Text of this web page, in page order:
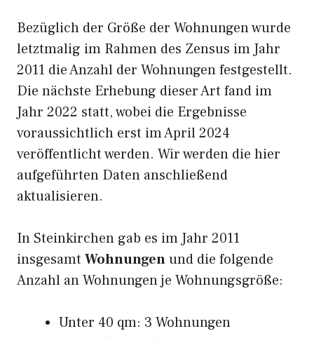
Bezüglich der Größe der Wohnungen wurde
letztmalig im Rahmen des Zensus im Jahr
2011 die Anzahl der Wohnungen festgestellt.
Die nächste Erhebung dieser Art fand im
Jahr 2022 statt, wobei die Ergebnisse
voraussichtlich erst im April 2024
veröffentlicht werden. Wir werden die hier
aufgeführten Daten anschließend
aktualisieren.
In Steinkirchen gab es im Jahr 2011
insgesamt Wohnungenund die folgende
Anzahl an Wohnungen je Wohnungsgröße:
Unter 40 qm: 3 Wohnungen